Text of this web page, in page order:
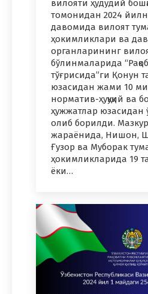
вилояти ҳудудий
томонидан 2024
давомида вилоят
ҳокимликлари ва
органларининг
бўлинмаларида
тўғрисида”ги Қонун
юзасидан жами 10
норматив-ҳуқуқий ва
ҳужжатлар юзасидан
олиб борилди.
жараёнида, Нишон,
Ғузор ва Муборак
ҳокимликларида 19
ёки…